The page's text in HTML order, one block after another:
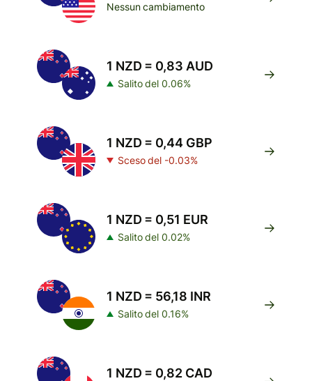
Nessun cambiamento
1 NZD = 0,83 AUD
Salito del 0.06%
1 NZD = 0,44 GBP
Sceso del -0.03%
1 NZD = 0,51 EUR
Salito del 0.02%
1 NZD = 56,18 INR
Salito del 0.16%
1 NZD = 0,82 CAD